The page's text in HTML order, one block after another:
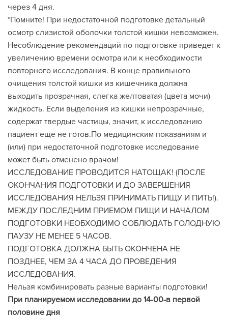
через 4 дня.
*Помните! При недостаточной подготовке детальный
осмотр слизистой оболочки толстой кишки невозможен.
Несоблюдение рекомендаций по подготовке приведет к
увеличению времени осмотра или к необходимости
повторного исследования. В конце правильного
очищения толстой кишки из кишечника должна
выходить прозрачная, слегка желтоватая (цвета мочи)
жидкость. Если выделения из кишки непрозрачные,
содержат твердые частицы, значит, к исследованию
пациент еще не готов.По медицинским показаниям и
(или) при недостаточной подготовке исследование
может быть отменено врачом!
ИССЛЕДОВАНИЕ ПРОВОДИТСЯ НАТОЩАК! (ПОСЛЕ
ОКОНЧАНИЯ ПОДГОТОВКИ И ДО ЗАВЕРШЕНИЯ
ИССЛЕДОВАНИЯ НЕЛЬЗЯ ПРИНИМАТЬ ПИЩУ И ПИТЬ!).
МЕЖДУ ПОСЛЕДНИМ ПРИЕМОМ ПИЩИ И НАЧАЛОМ
ПОДГОТОВКИ НЕОБХОДИМО СОБЛЮДАТЬ ГОЛОДНУЮ
ПАУЗУ НЕ МЕНЕЕ 5 ЧАСОВ.
ПОДГОТОВКА ДОЛЖНА БЫТЬ ОКОНЧЕНА НЕ
ПОЗДНЕЕ, ЧЕМ ЗА 4 ЧАСА ДО ПРОВЕДЕНИЯ
ИССЛЕДОВАНИЯ.
Нельзя комбинировать разные варианты подготовки!
При планируемом исследовании до 14-00-в первой
половине дня